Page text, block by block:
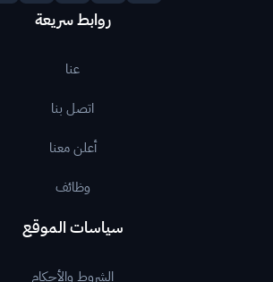
روابط سريعة
عنا
اتصل بنا
أعلن معنا
وظائف
سياسات الموقع
الشروط والأحكام